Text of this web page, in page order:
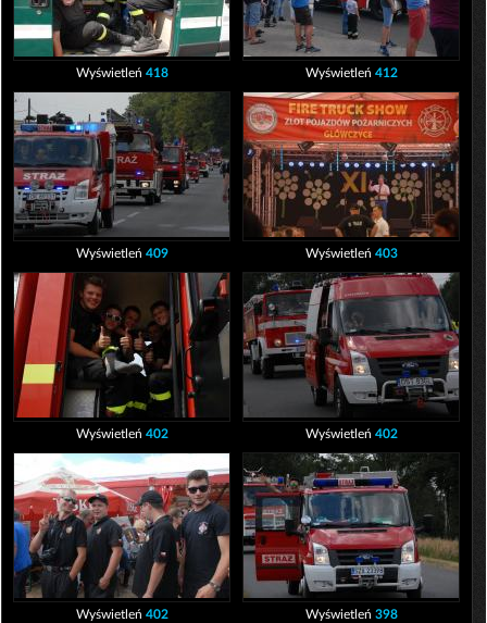
Wyświetleń 418 Wyświetleń 412
Wyświetleń 409 Wyświetleń 403
Wyświetleń 402 Wyświetleń 402
Wyświetleń 402 Wyświetleń 398